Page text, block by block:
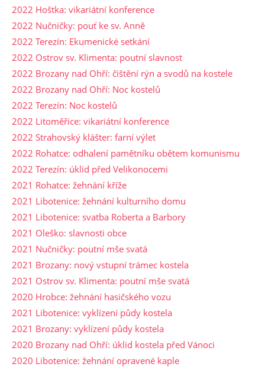
2022 Hoštka: vikariátní konference
2022 Nučničky: pouť ke sv. Anně
2022 Terezín: Ekumenické setkání
2022 Ostrov sv. Klimenta: poutní slavnost
2022 Brozany nad Ohří: čištění rýn a svodů na kostele
2022 Brozany nad Ohří: Noc kostelů
2022 Terezín: Noc kostelů
2022 Litoměřice: vikariátní konference
2022 Strahovský klášter: farní výlet
2022 Rohatce: odhalení pamětníku obětem komunismu
2022 Terezín: úklid před Velikonocemi
2021 Rohatce: žehnání kříže
2021 Libotenice: žehnání kulturního domu
2021 Libotenice: svatba Roberta a Barbory
2021 Oleško: slavnosti obce
2021 Nučničky: poutní mše svatá
2021 Brozany: nový vstupní trámec kostela
2021 Ostrov sv. Klimenta: poutní mše svatá
2020 Hrobce: žehnání hasičského vozu
2021 Libotenice: vyklízení půdy kostela
2021 Brozany: vyklízení půdy kostela
2020 Brozany nad Ohří: úklid kostela před Vánoci
2020 Libotenice: žehnání opravené kaple